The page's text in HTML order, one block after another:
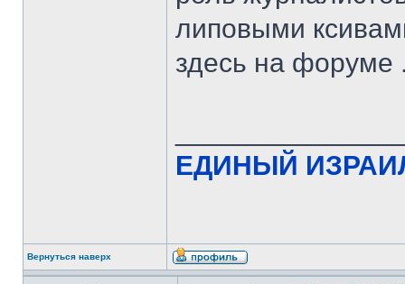
липовыми
здесь на форуме
ЕДИНЫЙ
Вернуться наверх